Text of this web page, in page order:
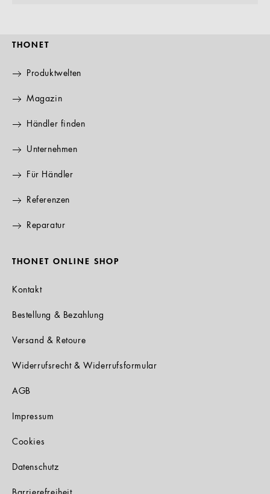
THONET
Produktwelten
Magazin
Händler finden
Unternehmen
Für Händler
Referenzen
Reparatur
THONET ONLINE SHOP
Kontakt
Bestellung & Bezahlung
Versand & Retoure
Widerrufsrecht & Widerrufsformular
AGB
Impressum
Cookies
Datenschutz